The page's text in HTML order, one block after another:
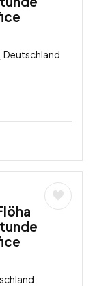
Deutschland